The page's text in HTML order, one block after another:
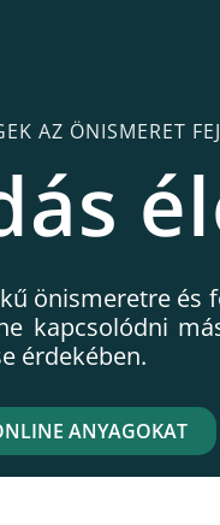
AZ ÖNISMERET
önismeretre és
kapcsolódni
érdekében.
ANYAGOKAT